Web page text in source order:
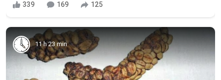
339 169 125
11 h 23 min